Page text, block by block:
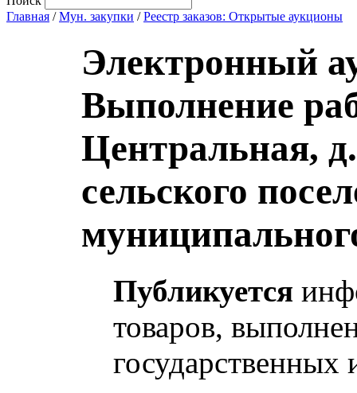
Главная /Мун. закупки /Реестр заказов: Открытые аукционы
Электронный
Выполнение
Центральная,
сельского
Публикуется
товаров,